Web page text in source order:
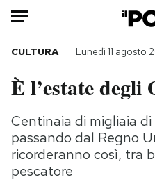
HOME
Italia
Mondo
Politica
Tecnologia
CULTURA Lunedì 11 agosto
È l’estate degli
Centinaia di migliaia
passando dal Regno
ricorderanno così, tra
pescatore